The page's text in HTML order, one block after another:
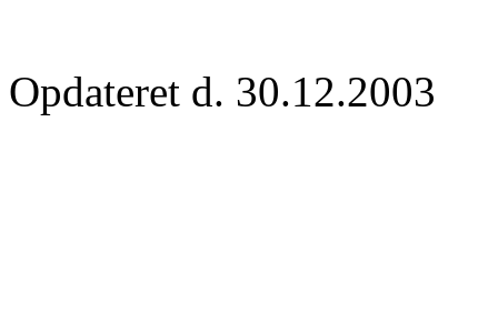
Opdateret d. 30.12.2003